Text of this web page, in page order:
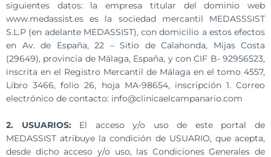
siguientes datos: la empresa titular del dominio web
www.medassist.es es la sociedad mercantil MEDASSSIST
S.L.P (en adelante MEDASSIST), con domicilio a estos efectos
en Av. de España, 22 – Sitio de Calahonda, Mijas Costa
(29649), provincia de Málaga, España, y con CIF B- 92956523,
inscrita en el Registro Mercantil de Málaga en el tomo 4557,
Libro 3466, folio 26, hoja MA-98654, inscripción 1. Correo
electrónico de contacto: info@clinicaelcampanario.com
2. USUARIOS:El acceso y/o uso de este portal de
MEDASSIST atribuye la condición de USUARIO, que acepta,
desde dicho acceso y/o uso, las Condiciones Generales de